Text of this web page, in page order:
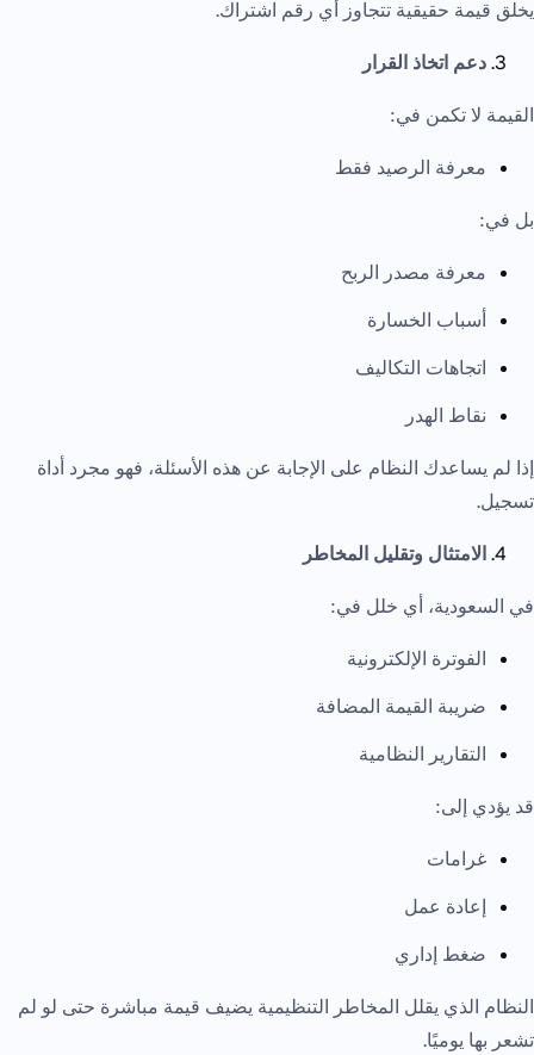
يخلق قيمة حقيقية تتجاوز أي رقم اشتراك.
دعم اتخاذ القرار
القيمة لا تكمن في:
معرفة الرصيد فقط
بل في:
معرفة مصدر الربح
أسباب الخسارة
اتجاهات التكاليف
نقاط الهدر
إذا لم يساعدك النظام على الإجابة عن هذه الأسئلة، فهو مجرد أداة
تسجيل.
الامتثال وتقليل المخاطر
في السعودية، أي خلل في:
الفوترة الإلكترونية
ضريبة القيمة المضافة
التقارير النظامية
قد يؤدي إلى:
غرامات
إعادة عمل
ضغط إداري
النظام الذي يقلل المخاطر التنظيمية يضيف قيمة مباشرة حتى لو لم
تشعر بها يوميًا.